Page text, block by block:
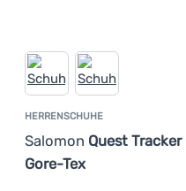
HERRENSCHUHE
Salomon Quest Tracker
Gore-Tex